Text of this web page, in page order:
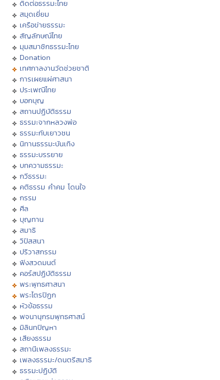
ติดต่อธรรมะไทย
สมุดเยี่ยม
เครือข่ายธรรมะ
สัญลักษณ์ไทย
มุมสมาชิกธรรมะไทย
Donation
เทศกาลงานวัดช่วยชาติ
การเผยแผ่ศาสนา
ประเพณีไทย
บอกบุญ
สถานปฏิบัติธรรม
ธรรมะจากหลวงพ่อ
ธรรมะกับเยาวชน
นิทานธรรมะบันเทิง
ธรรมะบรรยาย
บทความธรรมะ
กวีธรรมะ
คติธรรม คำคม โดนใจ
กรรม
ศีล
บุญทาน
สมาธิ
วิปัสสนา
ปริวาสกรรม
ฟังสวดมนต์
คอร์สปฏิบัติธรรม
พระพุทธศาสนา
พระไตรปิฏก
หัวข้อธรรม
พจนานุกรมพุทธศาสน์
มิลินทปัญหา
เสียงธรรม
สถานีเพลงธรรมะ
เพลงธรรมะ/ดนตรีสมาธิ
ธรรมะปฏิบัติ